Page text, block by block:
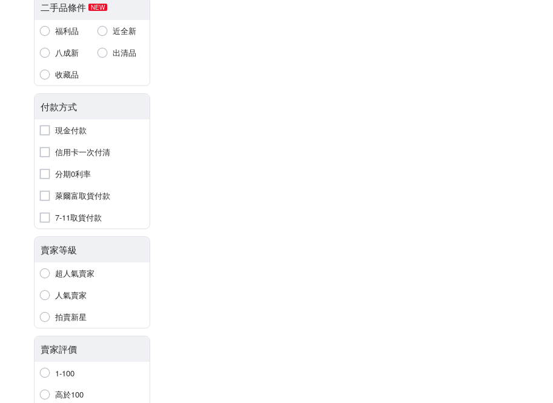
二手品條件 NEW
福利品
近全新
八成新
出清品
收藏品
付款方式
現金付款
信用卡一次付清
分期0利率
萊爾富取貨付款
7-11取貨付款
賣家等級
超人氣賣家
人氣賣家
拍賣新星
賣家評價
1-100
高於100